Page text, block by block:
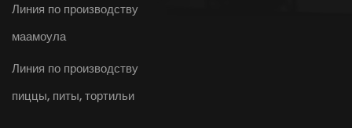
Линия по производству
маамоула
Линия по производству
пиццы, питы, тортильи